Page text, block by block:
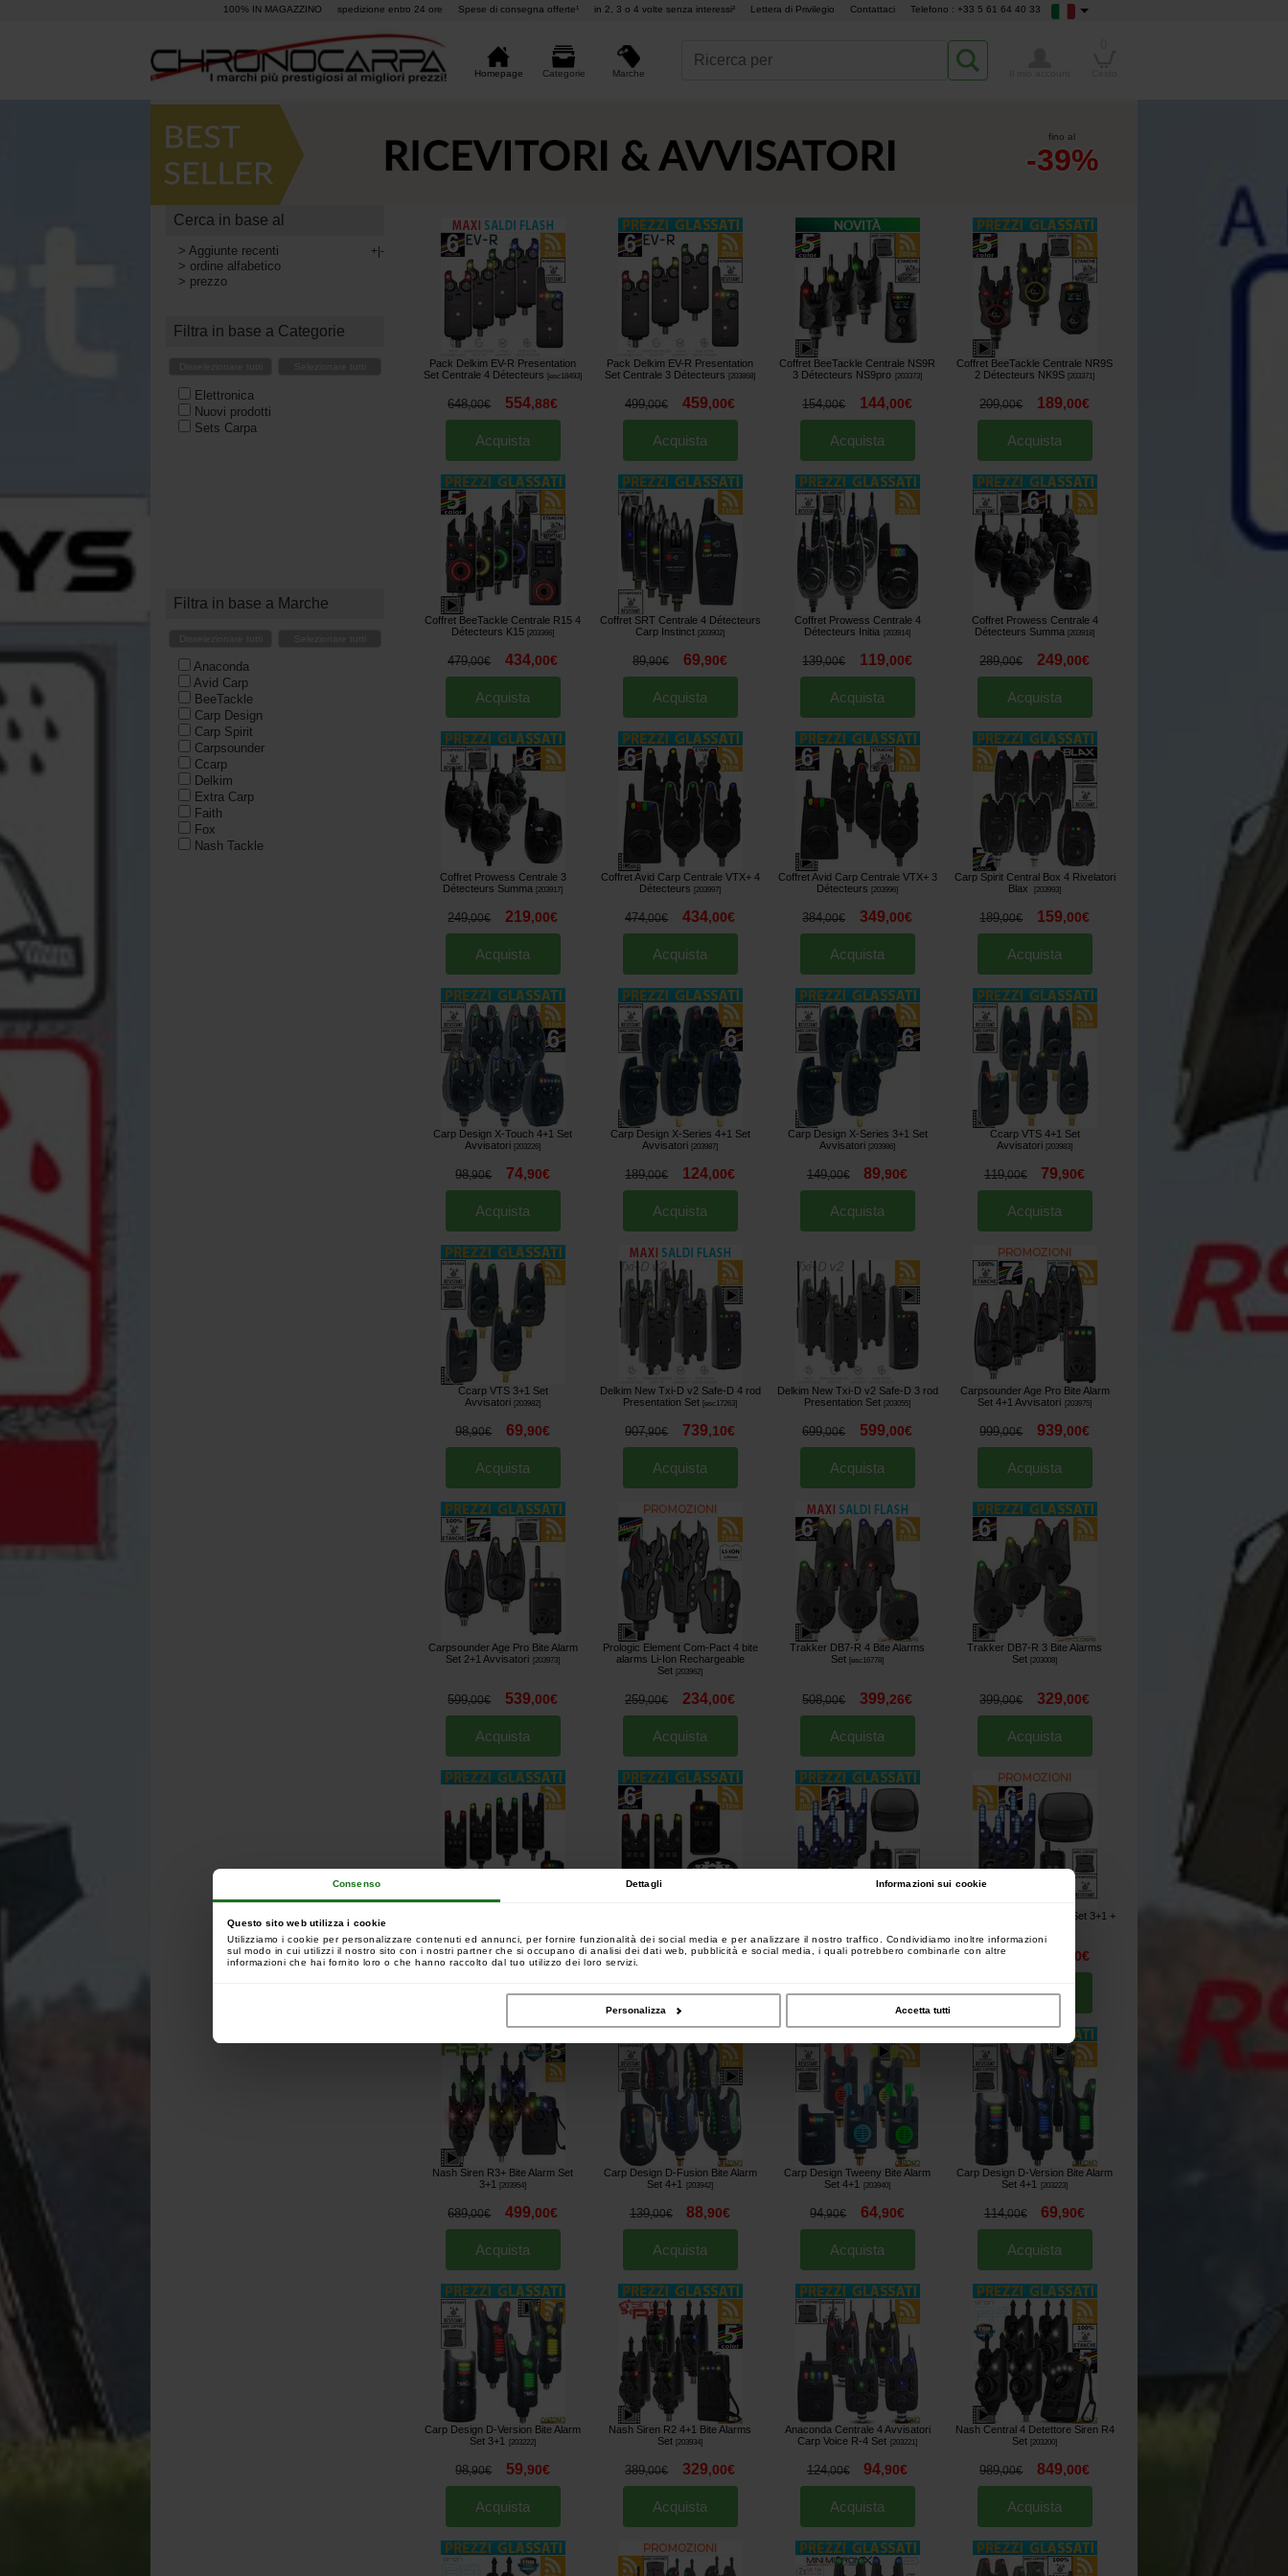
Consenso Dettagli Informazioni sui cookie
Questo sito web utilizza i cookie
Utilizziamo i cookie per personalizzare contenuti ed annunci, per fornire funzionalità dei social media e per analizzare il nostro traffico. Condividiamo inoltre informazioni
sul modo in cui utilizzi il nostro sito con i nostri partner che si occupano di analisi dei dati web, pubblicità e social media, i quali potrebbero combinarle con altre
informazioni che hai fornito loro o che hanno raccolto dal tuo utilizzo dei loro servizi.
Personalizza Accetta tutti
100% IN MAGAZZINO spedizione entro 24 ore Spese di consegna offerte¹ in 2, 3 o 4 volte senza interessi² Lettera di Privilegio Contattaci Telefono : +33 5 61 64 40 33
Homepage Categorie Marche
fino al
-39%
Cerca in base al
> Aggiunte recenti +|-
> ordine alfabetico
> prezzo
Filtra in base a Categorie
Elettronica
Nuovi prodotti
Sets Carpa
Filtra in base a Marche
Anaconda
Avid Carp
BeeTackle
Carp Design
Carp Spirit
Carpsounder
Ccarp
Delkim
Extra Carp
Faith
Fox
Nash Tackle
Pack Delkim EV-R Presentation
Set Centrale 4 Détecteurs
[esc18493]
648,00€ 554,88€
Acquista
Pack Delkim EV-R Presentation
Set Centrale 3 Détecteurs
[203868]
499,00€ 459,00€
Acquista
Coffret BeeTackle Centrale NS9R
3 Détecteurs NS9pro
203373]
154,00€ 144,00€
Acquista
Coffret BeeTackle Centrale NR9S
2 Détecteurs NK9S [203371]
209,00€ 189,00€
Acquista
Coffret BeeTackle Centrale R15 4
Détecteurs K15 [203366]
479,00€ 434,00€
Acquista
Coffret SRT Centrale 4 Détecteurs
Carp Instinct [203902]
89,90€ 69,90€
Acquista
Coffret Prowess Centrale 4
Détecteurs Initia
203914]
139,00€ 119,00€
Acquista
Coffret Prowess Centrale 4
Détecteurs Summa
[203918]
289,00€ 249,00€
Acquista
Coffret Prowess Centrale 3
Détecteurs Summa
[203917]
249,00€ 219,00€
Acquista
Coffret Avid Carp Centrale VTX+ 4
Détecteurs
[203997]
474,00€ 434,00€
Acquista
Coffret Avid Carp Centrale VTX+ 3
Détecteurs
[203996]
384,00€ 349,00€
Acquista
Carp Spirit Central Box 4 Rivelatori
Blax
[203993]
189,00€ 159,00€
Acquista
Carp Design X-Touch 4+1 Set
Avvisatori [203226]
98,90€ 74,90€
Acquista
Carp Design X-Series 4+1 Set
Avvisatori [203987]
189,00€ 124,00€
Acquista
Carp Design X-Series 3+1 Set
Avvisatori [203986]
149,00€ 89,90€
Acquista
Ccarp VTS 4+1 Set
Avvisatori [203983]
119,00€ 79,90€
Acquista
Ccarp VTS 3+1 Set
Avvisatori [203982]
98,90€ 69,90€
Acquista
Delkim New Txi-D v2 Safe-D 4 rod
Presentation Set [esc17263]
907,90€ 739,10€
Acquista
Delkim New Txi-D v2 Safe-D 3 rod
Presentation Set [203055]
699,00€ 599,00€
Acquista
Carpsounder Age Pro Bite Alarm
Set 4+1 Avvisatori
203975]
999,00€ 939,00€
Acquista
Carpsounder Age Pro Bite Alarm
Set 2+1 Avvisatori
203973]
599,00€ 539,00€
Acquista
Prologic Element Com-Pact 4 bite
alarms Li-Ion Rechargeable
Set [203962]
259,00€ 234,00€
Acquista
Trakker DB7-R 4 Bite Alarms
Set [esc16778]
508,00€ 399,26€
Acquista
Trakker DB7-R 3 Bite Alarms
Set [203008]
399,00€ 329,00€
Acquista
294,00€ 259,00€
Acquista
189,00 € 169,00€
Acquista
449 ,00€ 389,00 €
Acquista
Sonik Gizmo2 Bite Alarm Set 3+1 +
359,00 00€
Acquista
Nash Siren R3+ Bite Alarm Set
3+1
[203954]
689,00€ 499,00€
Acquista
Carp Design D-Fusion Bite Alarm
Set 4+1
203942]
139,00€ 88,90€
Acquista
Carp Design Tweeny Bite Alarm
Set 4+1
203940]
94,90€ 64,90€
Acquista
Carp Design D-Version Bite Alarm
Set 4+1
203223]
114,00€ 69,90€
Acquista
Carp Design D-Version Bite Alarm
Set 3+1
203222]
98,90€ 59,90€
Acquista
Nash Siren R2 4+1 Bite Alarms
Set [203934]
389,00€ 329,00€
Acquista
Anaconda Centrale 4 Avvisatori
Carp Voice R-4 Set
203221]
124,00€ 94,90€
Acquista
Nash Central 4 Detettore Siren R4
Set [203200]
989,00€ 849,00€
Acquista